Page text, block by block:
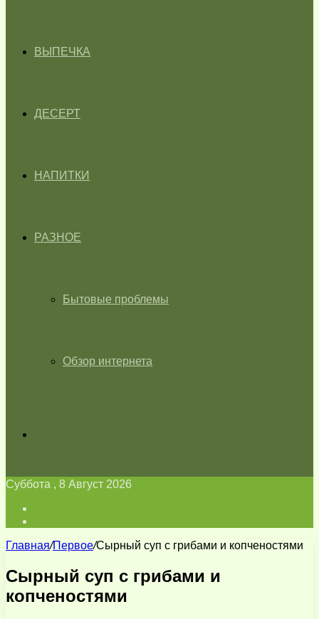
ВЫПЕЧКА
ДЕСЕРТ
НАПИТКИ
РАЗНОЕ
Бытовые проблемы
Обзор интернета
Суббота , 8 Август 2026
Главная/Первое/Сырный суп с грибами и копченостями
Сырный суп с грибами и
копченостями